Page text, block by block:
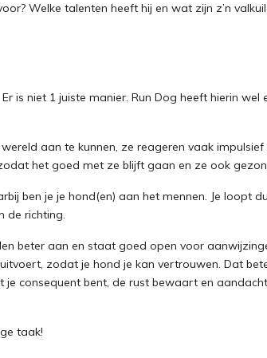
Welke talenten heeft hij en wat zijn z’n
is niet 1 juiste manier. Run Dog heeft hierin
aan te kunnen, ze reageren vaak
het goed met ze blijft gaan en ze ook
ben je je hond(en) aan het mennen. Je loopt
de richting.
beter aan en staat goed open voor
zodat je hond je kan vertrouwen. Dat
consequent bent, de rust bewaart en
taak!